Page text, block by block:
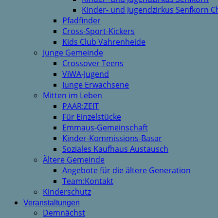
Kinder- und Jugendzirkus Senfkorn
Pfadfinder
Cross-Sport-Kickers
Kids Club Vahrenheide
Junge Gemeinde
Crossover Teens
ViWA-Jugend
Junge Erwachsene
Mitten im Leben
PAAR:ZEIT
Für Einzelstücke
Emmaus-Gemeinschaft
Kinder-Kommissions-Basar
Soziales Kaufhaus Austausch
Ältere Gemeinde
Angebote für die ältere Generation
Team:Kontakt
Kinderschutz
Veranstaltungen
Demnächst